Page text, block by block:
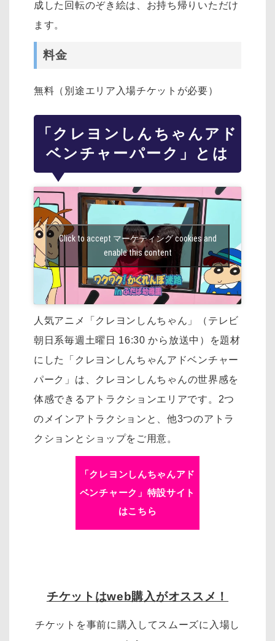
成した回転のぞき絵は、お持ち帰りいただけ
ます。
料金
無料（別途エリア入場チケットが必要）
「クレヨンしんちゃんアド
ベンチャーパーク」とは
Click to accept マーケティング cookies and
enable this content
人気アニメ「クレヨンしんちゃん」（テレビ
朝日系毎週土曜日 16:30 から放送中）を題材
にした「クレヨンしんちゃんアドベンチャー
パーク」は、
クレヨンしんちゃんの世界感を
体感できるアトラクションエリアです。 2つ
のメインアトラクションと、他3つのアトラ
クションとショップをご用意。
「クレヨンしんちゃんアド
ベンチャーク」特設サイト
はこちら
チケットはweb購入がオススメ！
チケットを事前に購入してスムーズに入場し